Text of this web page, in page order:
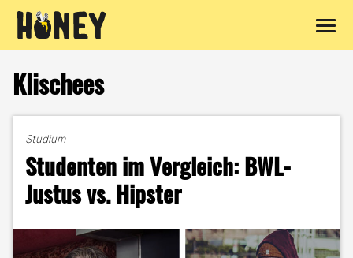
Inhalt
springen
Klischees
Studium
Studenten im Vergleich: BWL-
Justus vs. Hipster